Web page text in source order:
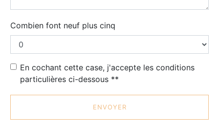
Combien font neuf plus cinq
En cochant cette case, j'accepte les conditions
particulières ci-dessous **
ENVOYER